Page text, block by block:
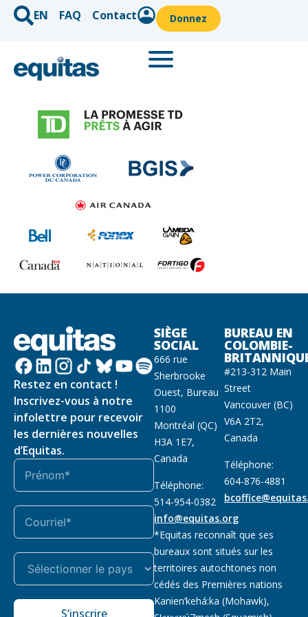
EN FAQ Contact Donnez
Restez en contact !
Inscrivez-vous à notre
infolettre pour recevoir
les dernières nouvelles
d’Equitas.
S’inscrire
SIÈGE
SOCIAL
666 rue
Sherbrooke
Ouest, Bureau
1100
Montréal (QC)
H3A 1E7,
Canada
Téléphone:
514-954-0382
info@equitas.org
BUREAU EN
COLOMBIE-
#213-312 Main
Street
Vancouver (BC)
V6A 2T2,
Canada
Téléphone:
604-876-4881
*Equitas reconnaît que ses
bureaux sont situés sur les
territoires autochtones non
cédés des Premières nations
Kanien’kehá:ka (Mohawk),